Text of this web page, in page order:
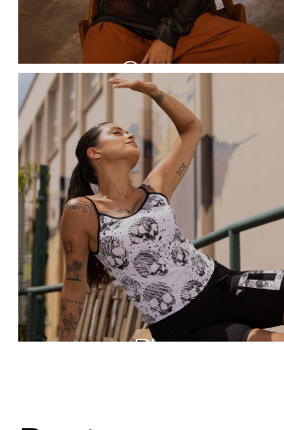
Casacos
Blusas